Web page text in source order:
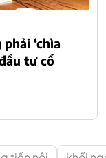
‘chìa
tư cổ